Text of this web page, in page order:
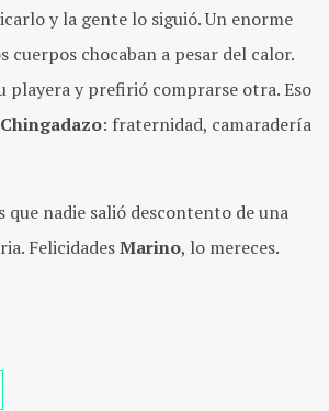
y la gente lo siguió. Un enorme
cuerpos chocaban a pesar del calor.
playera y prefirió comprarse otra. Eso
Chingadazo: fraternidad, camaradería
que nadie salió descontento de una
FelicidadesMarino, lo mereces.